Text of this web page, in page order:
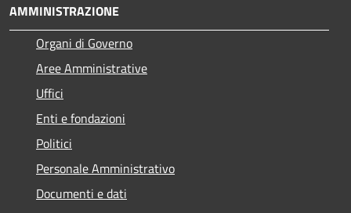
AMMINISTRAZIONE
Organi di Governo
Aree Amministrative
Uffici
Enti e fondazioni
Politici
Personale Amministrativo
Documenti e dati